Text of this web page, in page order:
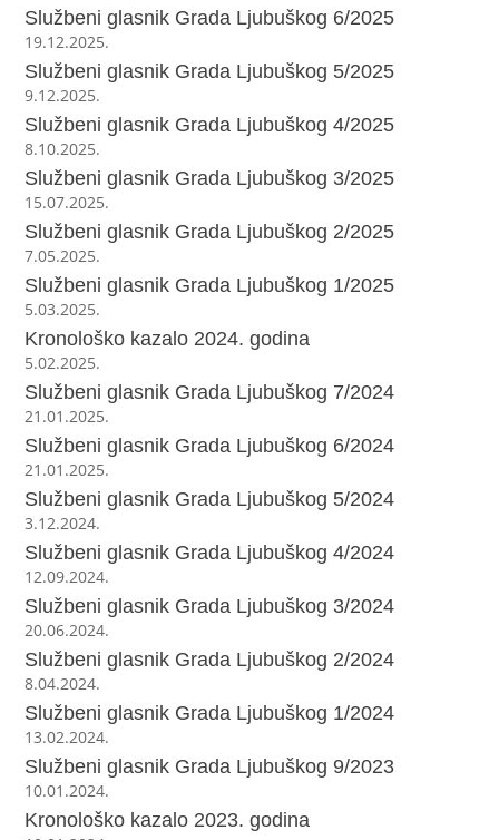
Službeni glasnik Grada Ljubuškog 6/2025
19.12.2025.
Službeni glasnik Grada Ljubuškog 5/2025
9.12.2025.
Službeni glasnik Grada Ljubuškog 4/2025
8.10.2025.
Službeni glasnik Grada Ljubuškog 3/2025
15.07.2025.
Službeni glasnik Grada Ljubuškog 2/2025
7.05.2025.
Službeni glasnik Grada Ljubuškog 1/2025
5.03.2025.
Kronološko kazalo 2024. godina
5.02.2025.
Službeni glasnik Grada Ljubuškog 7/2024
21.01.2025.
Službeni glasnik Grada Ljubuškog 6/2024
21.01.2025.
Službeni glasnik Grada Ljubuškog 5/2024
3.12.2024.
Službeni glasnik Grada Ljubuškog 4/2024
12.09.2024.
Službeni glasnik Grada Ljubuškog 3/2024
20.06.2024.
Službeni glasnik Grada Ljubuškog 2/2024
8.04.2024.
Službeni glasnik Grada Ljubuškog 1/2024
13.02.2024.
Službeni glasnik Grada Ljubuškog 9/2023
10.01.2024.
Kronološko kazalo 2023. godina